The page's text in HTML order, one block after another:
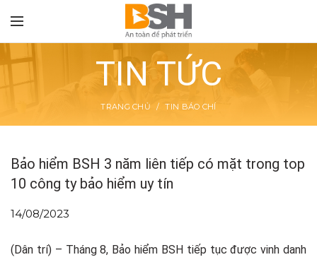
TIN TỨC
TRANG CHỦ TIN BÁO CHÍ
Bảo hiểm BSH 3 năm liên tiếp có mặt trong top
10 công ty bảo hiểm uy tín
14/08/2023
(Dân trí) – Tháng 8, Bảo hiểm BSH tiếp tục được vinh danh